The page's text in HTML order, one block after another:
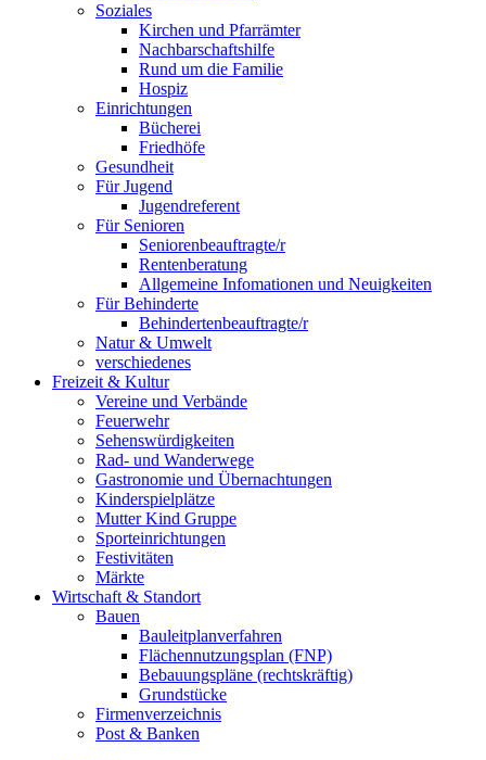
Soziales
Kirchen und Pfarrämter
Nachbarschaftshilfe
Rund um die Familie
Hospiz
Einrichtungen
Bücherei
Friedhöfe
Gesundheit
Für Jugend
Jugendreferent
Für Senioren
Seniorenbeauftragte/r
Rentenberatung
Allgemeine Infomationen und Neuigkeiten
Für Behinderte
Behindertenbeauftragte/r
Natur & Umwelt
verschiedenes
Freizeit & Kultur
Vereine und Verbände
Feuerwehr
Sehenswürdigkeiten
Rad- und Wanderwege
Gastronomie und Übernachtungen
Kinderspielplätze
Mutter Kind Gruppe
Sporteinrichtungen
Festivitäten
Märkte
Wirtschaft & Standort
Bauen
Bauleitplanverfahren
Flächennutzungsplan (FNP)
Bebauungspläne (rechtskräftig)
Grundstücke
Firmenverzeichnis
Post & Banken